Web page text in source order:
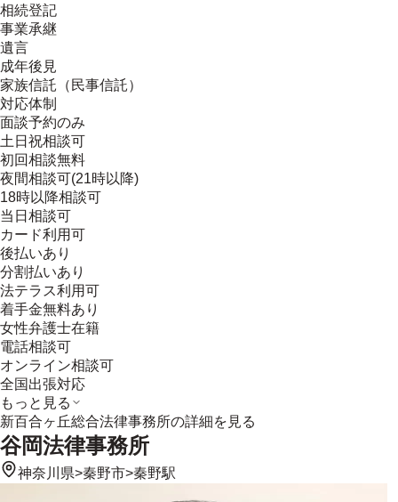
相続登記
事業承継
遺言
成年後見
家族信託（民事信託）
対応体制
面談予約のみ
土日祝相談可
初回相談無料
夜間相談可(21時以降)
18時以降相談可
当日相談可
カード利用可
後払いあり
分割払いあり
法テラス利用可
着手金無料あり
女性弁護士在籍
電話相談可
オンライン相談可
全国出張対応
もっと見る
新百合ヶ丘総合法律事務所の詳細を見る
谷岡法律事務所
神奈川県>秦野市>秦野駅